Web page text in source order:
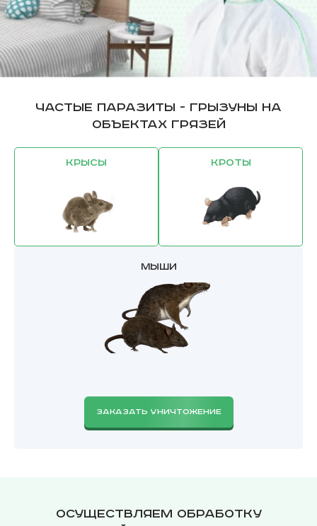
Частые паразиты - грызуны на
объектах Грязей
Крысы Кроты
Мыши
ЗАКАЗАТЬ УНИЧТОЖЕНИЕ
Осуществляем обработку